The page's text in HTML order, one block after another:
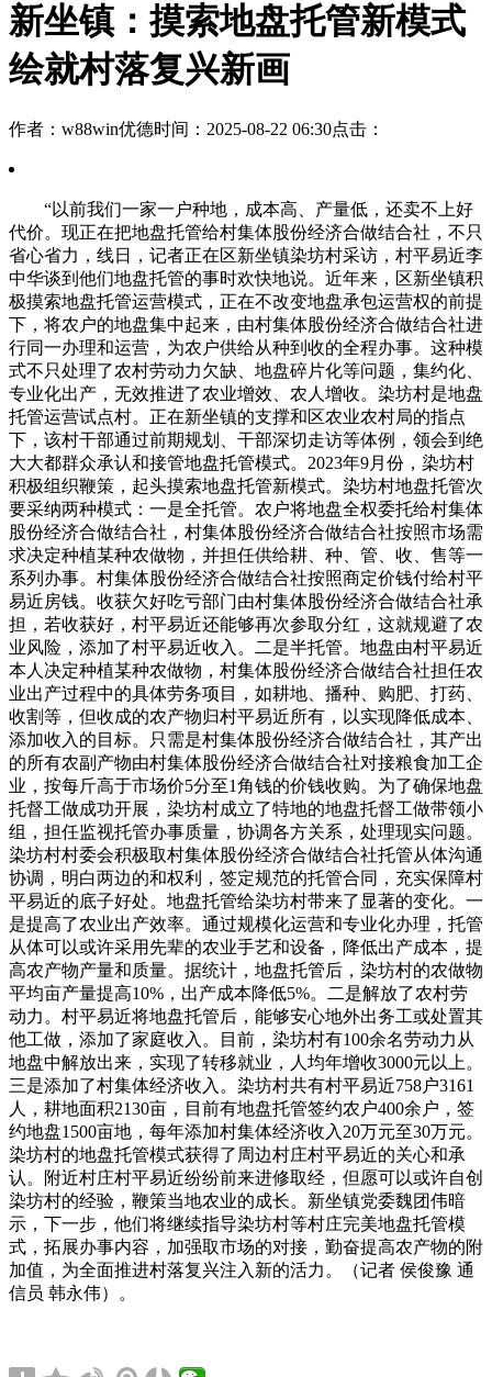
新坐镇：摸索地盘托管新模式
绘就村落复兴新画
作者：w88win优德时间：2025-08-22 06:30点击：
“以前我们一家一户种地，成本高、产量低，还卖不上好
代价。现正在把地盘托管给村集体股份经济合做结合社，不只
省心省力，线日，记者正在区新坐镇染坊村采访，村平易近李
中华谈到他们地盘托管的事时欢快地说。近年来，区新坐镇积
极摸索地盘托管运营模式，正在不改变地盘承包运营权的前提
下，将农户的地盘集中起来，由村集体股份经济合做结合社进
行同一办理和运营，为农户供给从种到收的全程办事。这种模
式不只处理了农村劳动力欠缺、地盘碎片化等问题，集约化、
专业化出产，无效推进了农业增效、农人增收。染坊村是地盘
托管运营试点村。正在新坐镇的支撑和区农业农村局的指点
下，该村干部通过前期规划、干部深切走访等体例，领会到绝
大大都群众承认和接管地盘托管模式。2023年9月份，染坊村
积极组织鞭策，起头摸索地盘托管新模式。染坊村地盘托管次
要采纳两种模式：一是全托管。农户将地盘全权委托给村集体
股份经济合做结合社，村集体股份经济合做结合社按照市场需
求决定种植某种农做物，并担任供给耕、种、管、收、售等一
系列办事。村集体股份经济合做结合社按照商定价钱付给村平
易近房钱。收获欠好吃亏部门由村集体股份经济合做结合社承
担，若收获好，村平易近还能够再次参取分红，这就规避了农
业风险，添加了村平易近收入。二是半托管。地盘由村平易近
本人决定种植某种农做物，村集体股份经济合做结合社担任农
业出产过程中的具体劳务项目，如耕地、播种、购肥、打药、
收割等，但收成的农产物归村平易近所有，以实现降低成本、
添加收入的目标。只需是村集体股份经济合做结合社，其产出
的所有农副产物由村集体股份经济合做结合社对接粮食加工企
业，按每斤高于市场价5分至1角钱的价钱收购。为了确保地盘
托督工做成功开展，染坊村成立了特地的地盘托督工做带领小
组，担任监视托管办事质量，协调各方关系，处理现实问题。
染坊村村委会积极取村集体股份经济合做结合社托管从体沟通
协调，明白两边的和权利，签定规范的托管合同，充实保障村
平易近的底子好处。地盘托管给染坊村带来了显著的变化。一
是提高了农业出产效率。通过规模化运营和专业化办理，托管
从体可以或许采用先辈的农业手艺和设备，降低出产成本，提
高农产物产量和质量。据统计，地盘托管后，染坊村的农做物
平均亩产量提高10%，出产成本降低5%。二是解放了农村劳
动力。村平易近将地盘托管后，能够安心地外出务工或处置其
他工做，添加了家庭收入。目前，染坊村有100余名劳动力从
地盘中解放出来，实现了转移就业，人均年增收3000元以上。
三是添加了村集体经济收入。染坊村共有村平易近758户3161
人，耕地面积2130亩，目前有地盘托管签约农户400余户，签
约地盘1500亩地，每年添加村集体经济收入20万元至30万元。
染坊村的地盘托管模式获得了周边村庄村平易近的关心和承
认。附近村庄村平易近纷纷前来进修取经，但愿可以或许自创
染坊村的经验，鞭策当地农业的成长。新坐镇党委魏团伟暗
示，下一步，他们将继续指导染坊村等村庄完美地盘托管模
式，拓展办事内容，加强取市场的对接，勤奋提高农产物的附
加值，为全面推进村落复兴注入新的活力。（记者 侯俊豫 通
信员 韩永伟）。